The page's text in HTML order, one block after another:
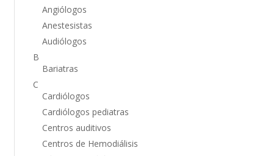
Angiólogos
Anestesistas
Audiólogos
B
Bariatras
C
Cardiólogos
Cardiólogos pediatras
Centros auditivos
Centros de Hemodiálisis